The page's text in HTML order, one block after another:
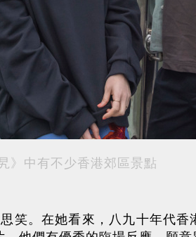
》中有不少香港郊區景點
笑。在她看來，八九十年代